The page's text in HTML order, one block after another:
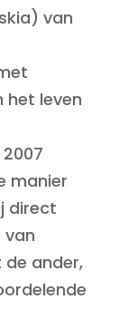
van
het leven
manier
direct
van
ander,